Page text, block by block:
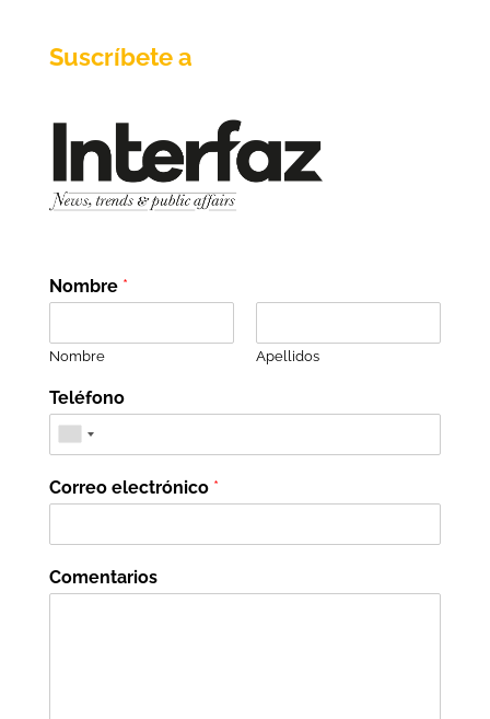
Suscríbete a
Nombre *
Nombre Apellidos
Teléfono
Correo electrónico *
Comentarios